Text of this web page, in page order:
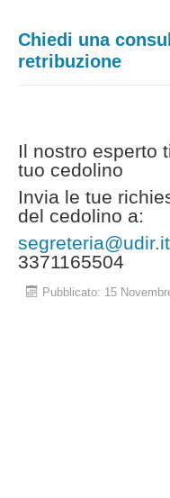
Chiedi una
retribuzione
Il nostro esperto
tuo cedolino
Invia le tue
del cedolino a:
segreteria@udir.it
3371165504
Pubblicato: 15